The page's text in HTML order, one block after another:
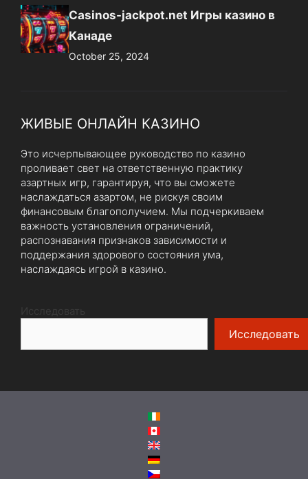
Casinos-jackpot.net Игры казино в
Канаде
October 25, 2024
ЖИВЫЕ ОНЛАЙН КАЗИНО
Это исчерпывающее руководство по казино
проливает свет на ответственную практику
азартных игр, гарантируя, что вы сможете
наслаждаться азартом, не рискуя своим
финансовым благополучием. Мы подчеркиваем
важность установления ограничений,
распознавания признаков зависимости и
поддержания здорового состояния ума,
наслаждаясь игрой в казино.
Исследовать
Исследовать